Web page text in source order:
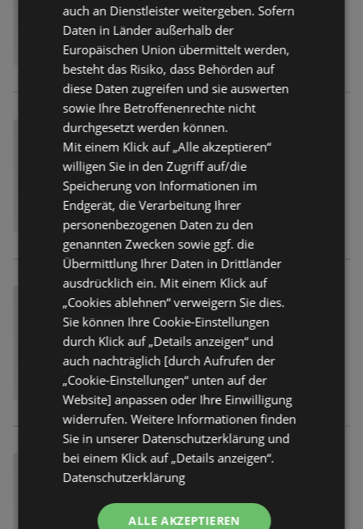
auch an Dienstleister weitergeben. Sofern
Daten in Länder außerhalb der
Europäischen Union übermittelt werden,
besteht das Risiko, dass Behörden auf
diese Daten zugreifen und sie auswerten
sowie Ihre Betroffenenrechte nicht
durchgesetzt werden können.
Mit einem Klick auf „Alle akzeptieren“
willigen Sie in den Zugriff auf/die
Speicherung von Informationen im
Endgerät, die Verarbeitung Ihrer
personenbezogenen Daten zu den
genannten Zwecken sowie ggf. die
Übermittlung Ihrer Daten in Drittländer
ausdrücklich ein. Mit einem Klick auf
„Cookies ablehnen“ verweigern Sie dies.
Sie können Ihre Cookie-Einstellungen
durch Klick auf „Details anzeigen“ und
auch nachträglich [durch Aufrufen der
„Cookie-Einstellungen“ unten auf der
Website] anpassen oder Ihre Einwilligung
widerrufen. Weitere Informationen finden
Sie in unserer Datenschutzerklärung und
bei einem Klick auf „Details anzeigen“.
Datenschutzerklärung
ALLE AKZEPTIEREN